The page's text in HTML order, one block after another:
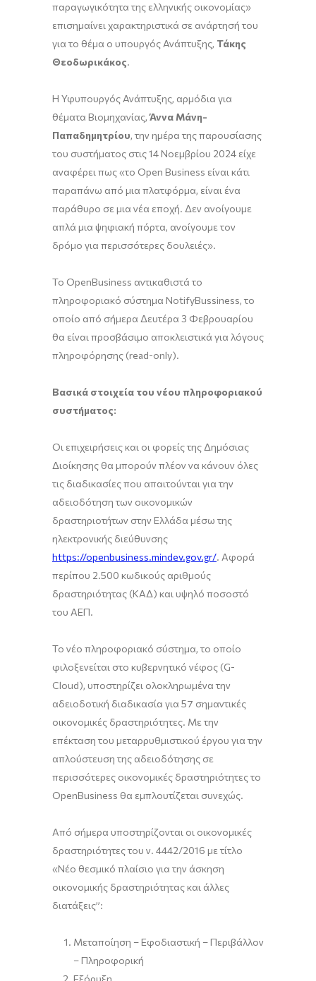
παραγωγικότητα της ελληνικής οικονομίας»
επισημαίνει χαρακτηριστικά σε ανάρτησή του
για το θέμα ο υπουργός Ανάπτυξης, Τάκης
Θεοδωρικάκος.
Η Υφυπουργός Ανάπτυξης, αρμόδια για
θέματα Βιομηχανίας,Άννα Μάνη-
Παπαδημητρίου, την ημέρα της παρουσίασης
του συστήματος στις 14 Νοεμβρίου 2024 είχε
αναφέρει πως «το Open Business είναι κάτι
παραπάνω από μια πλατφόρμα, είναι ένα
παράθυρο σε μια νέα εποχή. Δεν ανοίγουμε
απλά μια ψηφιακή πόρτα, ανοίγουμε τον
δρόμο για περισσότερες δουλειές».
Το OpenBusiness αντικαθιστά το
πληροφοριακό σύστημα NotifyBussiness, το
οποίο από σήμερα Δευτέρα 3 Φεβρουαρίου
θα είναι προσβάσιμο αποκλειστικά για λόγους
πληροφόρησης (read-only).
Βασικά στοιχεία του νέου πληροφοριακού
συστήματος:
Οι επιχειρήσεις και οι φορείς της Δημόσιας
Διοίκησης θα μπορούν πλέον να κάνουν όλες
τις διαδικασίες που απαιτούνται για την
αδειοδότηση των οικονομικών
δραστηριοτήτων στην Ελλάδα μέσω της
ηλεκτρονικής διεύθυνσης
https://openbusiness.mindev.gov.gr/. Αφορά
περίπου 2.500 κωδικούς αριθμούς
δραστηριότητας (ΚΑΔ) και υψηλό ποσοστό
του ΑΕΠ.
Το νέο πληροφοριακό σύστημα, το οποίο
φιλοξενείται στο κυβερνητικό νέφος (G-
Cloud), υποστηρίζει ολοκληρωμένα την
αδειοδοτική διαδικασία για 57 σημαντικές
οικονομικές δραστηριότητες. Με την
επέκταση του μεταρρυθμιστικού έργου για την
απλούστευση της αδειοδότησης σε
περισσότερες οικονομικές δραστηριότητες το
OpenBusiness θα εμπλουτίζεται συνεχώς.
Από σήμερα υποστηρίζονται οι οικονομικές
δραστηριότητες του ν. 4442/2016 με τίτλο
«Νέο θεσμικό πλαίσιο για την άσκηση
οικονομικής δραστηριότητας και άλλες
διατάξεις”:
Μεταποίηση – Εφοδιαστική – Περιβάλλον
– Πληροφορική
Εξόρυξη